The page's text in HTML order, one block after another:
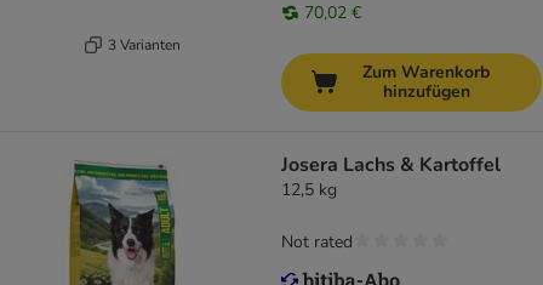
3 Varianten
70,02 €
Zum Warenkorb
hinzufügen
Josera Lachs & Kartoffel
12,5 kg
Not rated